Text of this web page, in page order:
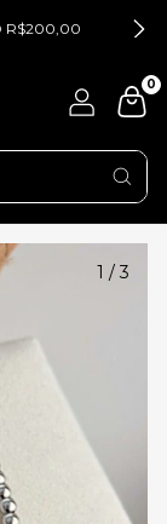
R$200,00
0
1 /3